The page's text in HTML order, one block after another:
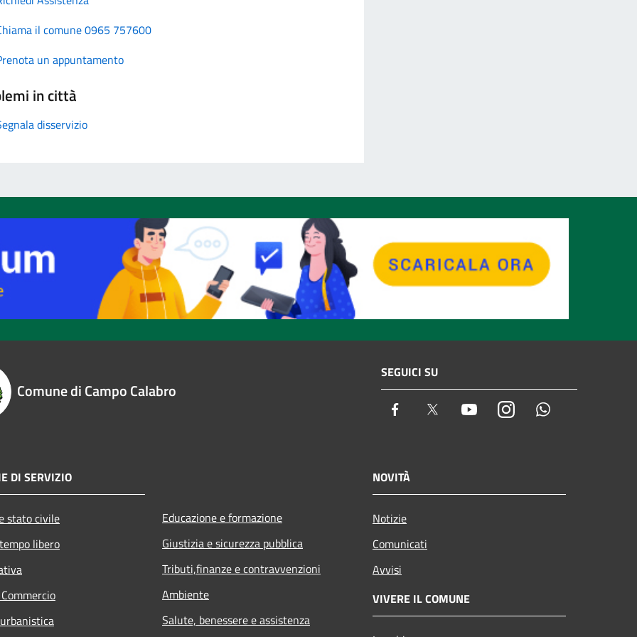
il comune 0965 757600
un appuntamento
in città
disservizio
Comune di Campo Calabro
SEGUICI SU
Facebook Twitter YoutubeInstagram
DI SERVIZIO
stato civile
libero
Educazione e formazione
Giustizia e sicurezza pubblica
Tributi,finanze e contravvenzioni
Ambiente
Salute, benessere e assistenza
NOVITÀ
Notizie
Comunicati
Avvisi
VIVERE IL COMUNE